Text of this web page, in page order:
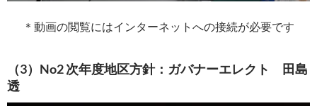
＊動画の閲覧にはインターネットへの接続が必要です
（3）No2 次年度地区方針：ガバナーエレクト 田島
透